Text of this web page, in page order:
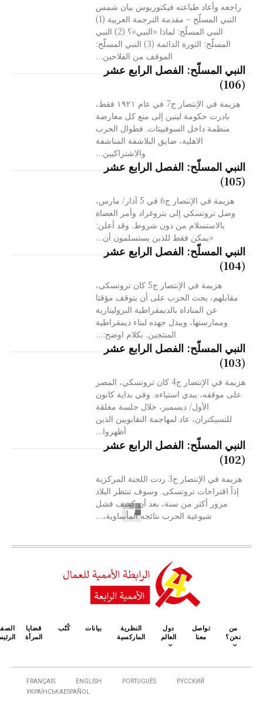
راجعه وأعاد طباعته فيكتوريوس بيان شمس
النبي المسلّح – مقدمة الترجمة العربية (1)
النبي المسلّح: لماذا «النبي»؟ (2) النبي
المسلّح: الثورة الدائمة (3) النبي المسلّح:
الموقف من الفلاحين...
النبي المسلّح: الفصل الرابع عشر
(106)
هزيمة في الإنتصار ج7 في عام ۱۹۲۱ فقط،
بادرت حكومة لينين إلى منع كل معارضة
منظمة داخل السوفييتات. فطوال الحرب
الاهلية، ضايق البلاشفة المناشفة
والاشتراكيين...
النبي المسلّح: الفصل الرابع عشر
(105)
هزيمة في الإنتصار ج6 في 5 آذار/ مارس،
وصل تروتسكي إلى بتروغراد وأمر العصاة
بالاستسلام من دون شروط. وقد أعلن:
«يمكن فقط للذين يستسلمون أن...
النبي المسلّح: الفصل الرابع عشر
(104)
هزيمة في الإنتصار ج5 كان تروتسکی،
مقابلهم، يحث الحزب على أن يتوقف مؤقتا
عن المناداة بالديمقراطية البروليتارية
وممارستها، ويبذل جهده لبناء ديمقراطية
المنتجين. بكلام اوضح:...
النبي المسلّح: الفصل الرابع عشر
(103)
هزيمة في الإنتصار ج4 كان تروتسكي، المصر
على موقفه، يبدي استياءه. وفي بداية كانون
الأول/ ديسمبر، خلال جلسة مغلقة
للتسيکتران، عاد لمهاجمة النقابويين الذين
أظهروا...
النبي المسلّح: الفصل الرابع عشر
(102)
هزيمة في الإنتصار ج3 ردت اللجنة المركزية
إذاً اقتراحات تروتسکی. وسوف تنتظر البلاد
مرور أكثر من سنة، بعد أن كشف فشل
شیوعية الحرب نتائجه المأساوية،...
من
نحن؟
تواصل
معنا
دول
العالم
النظرية
الماركسية
بيانات كُتُب
قضايا
المرأة
РУССКИЙ
PORTUGUÊS
ENGLISH
FRANÇAIS
ESPAÑOL
УКРАЇНСЬКА